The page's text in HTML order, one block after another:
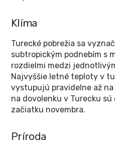
Klíma
Turecké pobrežia sa
subtropickým podnebím s
rozdielmi medzi
Najvyššie letné teploty v
vystupujú pravidelne až na
na dovolenku v Turecku sú
začiatku novembra.
Príroda